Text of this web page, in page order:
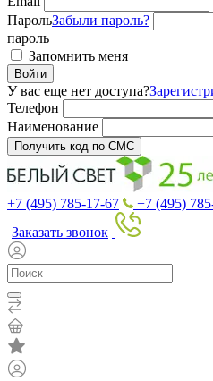
ПарольЗабыли пароль?
пароль
Запомнить меня
Войти
У вас еще нет доступа?
Телефон
Наименование
Получить код по СМС
+7 (495) 785-17-67
+7 (495)
Заказать звонок